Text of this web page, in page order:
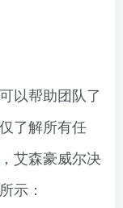
以帮助团队了
了解所有任
艾森豪威尔决
示：